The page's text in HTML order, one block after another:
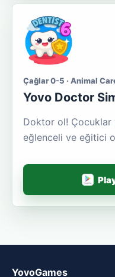
Çağlar 0-5 · Animal
Yovo Doctor
Doktor ol! Çocuklar
eğlenceli ve eğitici
YovoGames